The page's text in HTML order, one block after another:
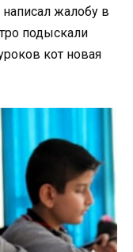
жалобу в
подыскали
кот новая